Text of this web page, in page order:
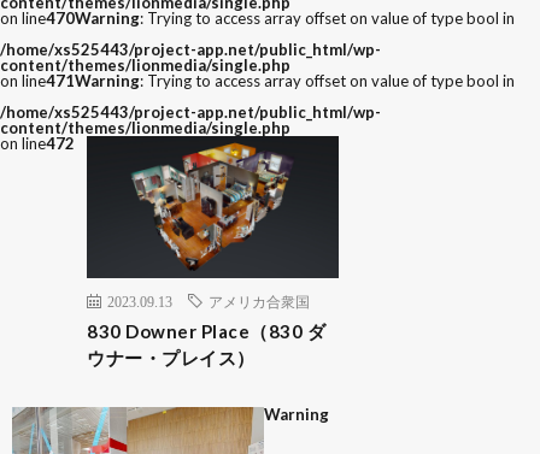
on line470Warning: Trying to access array offset on value of type bool in
/home/xs525443/project-app.net/public_html/wp-
content/themes/lionmedia/single.php
on line471Warning: Trying to access array offset on value of type bool in
/home/xs525443/project-app.net/public_html/wp-
content/themes/lionmedia/single.php
on line472
2023.09.13 アメリカ合衆国
830 Downer Place（830 ダ
ウナー・プレイス）
Warning